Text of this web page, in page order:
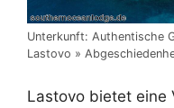
Unterkunft: Authentische
Lastovo »
Lastovo bietet eine